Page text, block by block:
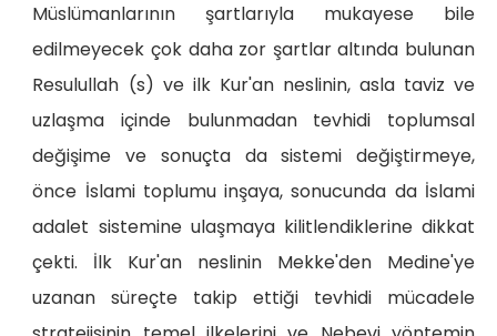
Müslümanlarının şartlarıyla mukayese bile
edilmeyecek çok daha zor şartlar altında bulunan
Resulullah (s) ve ilk Kur'an neslinin, asla taviz ve
uzlaşma içinde bulunmadan tevhidi toplumsal
değişime ve sonuçta da sistemi değiştirmeye,
önce İslami toplumu inşaya, sonucunda da İslami
adalet sistemine ulaşmaya kilitlendiklerine dikkat
çekti. İlk Kur'an neslinin Mekke'den Medine'ye
uzanan süreçte takip ettiği tevhidi mücadele